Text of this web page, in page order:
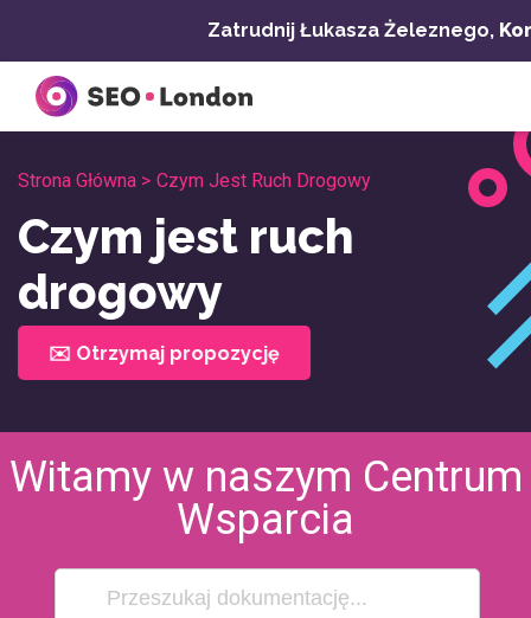
treści
Zatrudnij Łukasza Żeleznego,
Strona Główna > Czym Jest Ruch Drogowy
Czym jest ruch
drogowy
✉️ Otrzymaj propozycję
Witamy w naszym Centrum
Wsparcia